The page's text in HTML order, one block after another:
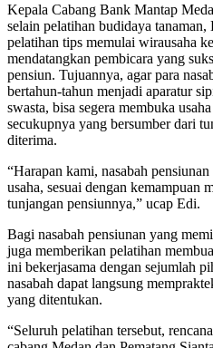
Kepala Cabang Bank Mantap
selain pelatihan budidaya
pelatihan tips memulai wirausaha
mendatangkan pembicara yang
pensiun. Tujuannya, agar para
bertahun-tahun menjadi aparatur
swasta, bisa segera membuka
secukupnya yang bersumber dari
diterima.
“Harapan kami, nasabah
usaha, sesuai dengan kemampuan
tunjangan pensiunnya,” ucap Edi.
Bagi nasabah pensiunan yang
juga memberikan pelatihan
ini bekerjasama dengan sejumlah
nasabah dapat langsung
yang ditentukan.
“Seluruh pelatihan tersebut,